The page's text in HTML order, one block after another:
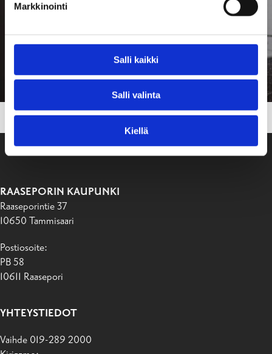
Markkinointi
Salli kaikki
Salli valinta
Kiellä
RAASEPORIN KAUPUNKI
Raaseporintie 37
10650 Tammisaari
Postiosoite:
PB 58
10611 Raasepori
YHTEYSTIEDOT
Vaihde 019-289 2000